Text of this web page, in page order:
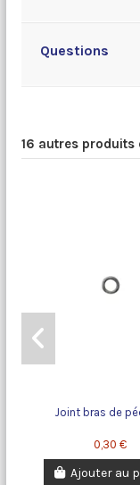
Questions
16 autres produits
Joint bras de
0,30 €
Ajouter au